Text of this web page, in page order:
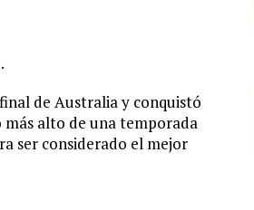
de Australia y conquistó
más alto de una temporada
ser considerado el mejor